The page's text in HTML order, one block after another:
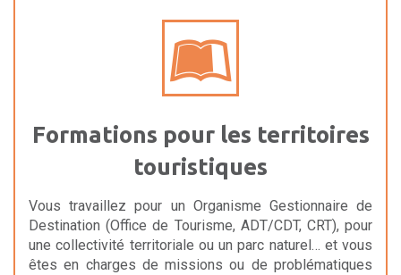
Formations pour les territoires
touristiques
Vous travaillez pour un Organisme Gestionnaire de
Destination (Office de Tourisme, ADT/CDT, CRT), pour
une collectivité territoriale ou un parc naturel… et vous
êtes en charges de missions ou de problématiques